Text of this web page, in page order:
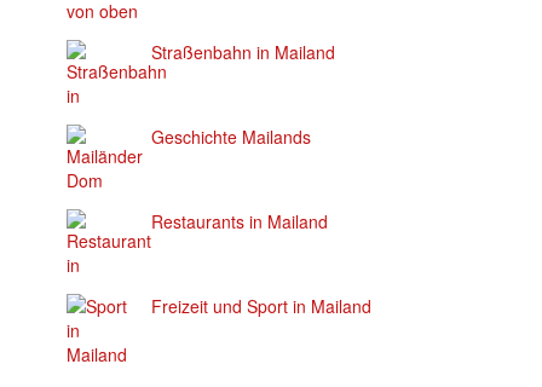
Straßenbahn in Mailand
Geschichte Mailands
Restaurants in Mailand
Freizeit und Sport in Mailand